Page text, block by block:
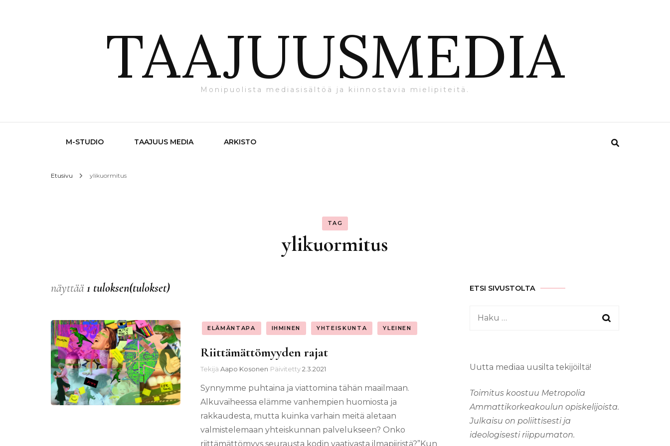
TAAJUUSMEDIA
Monipuolista mediasisältöä ja kiinnostavia mielipiteitä.
M-STUDIO TAAJUUS MEDIA ARKISTO
Etusivu ylikuormitus
TAG
ylikuormitus
näyttää 1 tuloksen(tulokset)
ELÄMÄNTAPA IHMINEN YHTEISKUNTA YLEINEN
Riittämättömyyden rajat
Tekijä Aapo Kosonen Päivitetty2.3.2021
Synnymme puhtaina ja viattomina tähän maailmaan.
Alkuvaiheessa elämme vanhempien huomiosta ja
rakkaudesta, mutta kuinka varhain meitä aletaan
valmistelemaan yhteiskunnan palvelukseen? Onko
riittämättömyys seurausta kodin vaativasta ilmapiiristä?”Kun
ETSI SIVUSTOLTA
Haku:
Uutta mediaa uusilta tekijöiltä!
Toimitus koostuu Metropolia
Ammattikorkeakoulun opiskelijoista.
Julkaisu on poliittisesti ja
ideologisesti riippumaton.